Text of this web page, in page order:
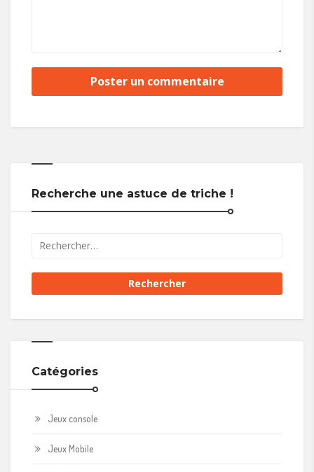
Recherche une astuce de triche !
Catégories
Jeux console
Jeux Mobile